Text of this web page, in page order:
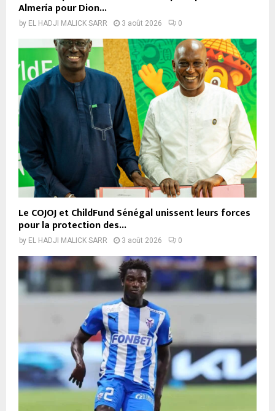
Almería pour Dion...
by EL HADJI MALICK SARR 3 août 2026 0
Le COJOJ et ChildFund Sénégal unissent leurs forces
pour la protection des...
by EL HADJI MALICK SARR 3 août 2026 0